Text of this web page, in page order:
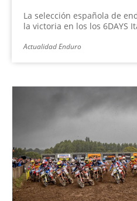
La selección española de
la victoria en los los 6DAYS
Actualidad Enduro